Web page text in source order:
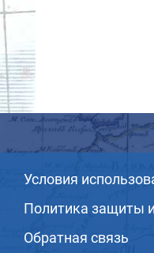
Условия
Политика защиты
Обратная связь